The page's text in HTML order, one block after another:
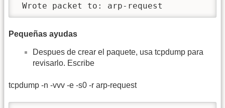
Wrote packet to: arp-request
Pequeñas ayudas
Despues de crear el paquete, usa tcpdump para
revisarlo. Escribe
tcpdump -n -vvv -e -s0 -r arp-request